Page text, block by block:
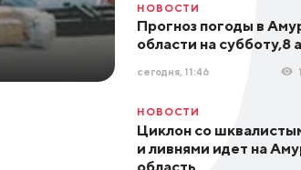
НОВОСТИ
Прогноз погоды в
области на субботу,8
сегодня, 11:46
НОВОСТИ
Циклон со
и ливнями идет на
область